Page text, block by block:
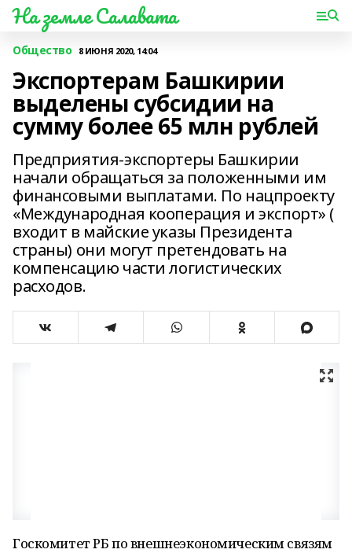
На земле Салавата
Общество 8 ИЮНЯ 2020, 14:04
Экспортерам Башкирии
выделены субсидии на
сумму более 65 млн рублей
Предприятия-экспортеры Башкирии
начали обращаться за положенными им
финансовыми выплатами. По нацпроекту
«Международная кооперация и экспорт» (
входит в майские указы Президента
страны) они могут претендовать на
компенсацию части логистических
расходов.
Госкомитет РБ по внешнеэкономическим связям